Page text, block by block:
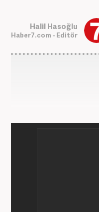
Halil Hasoğlu
Haber7.com - Editör